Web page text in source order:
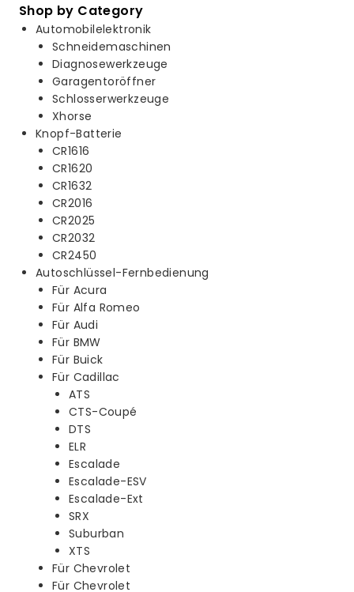
Shop by Category
Automobilelektronik
Schneidemaschinen
Diagnosewerkzeuge
Garagentoröffner
Schlosserwerkzeuge
Xhorse
Knopf-Batterie
CR1616
CR1620
CR1632
CR2016
CR2025
CR2032
CR2450
Autoschlüssel-Fernbedienung
Für Acura
Für Alfa Romeo
Für Audi
Für BMW
Für Buick
Für Cadillac
ATS
CTS-Coupé
DTS
ELR
Escalade
Escalade-ESV
Escalade-Ext
SRX
Suburban
XTS
Für Chevrolet
Für Chevrolet